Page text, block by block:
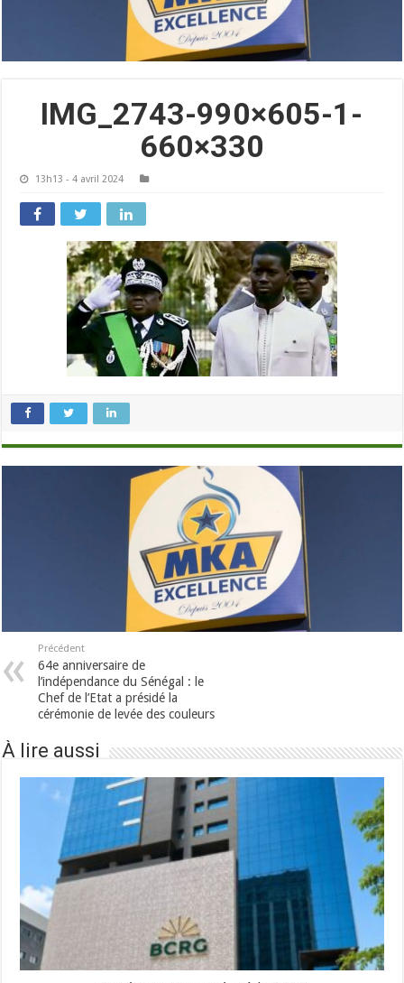
IMG_2743-990×605-1-
660×330
13h13 - 4 avril 2024
Précédent
64e anniversaire de
l’indépendance du Sénégal : le
Chef de l’Etat a présidé la
cérémonie de levée des couleurs
À lire aussi